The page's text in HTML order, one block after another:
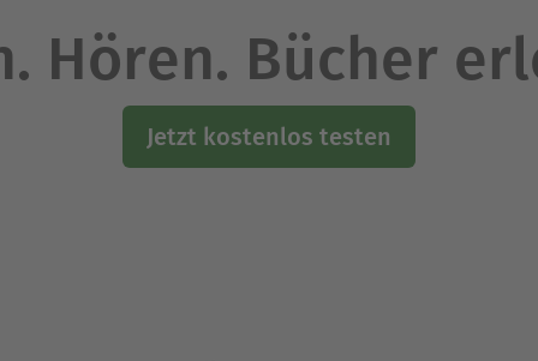
Hören. Bücher
Jetzt kostenlos testen